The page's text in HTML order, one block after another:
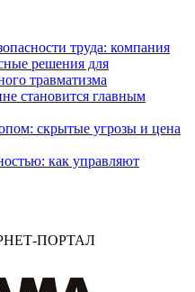
труда: компания
решения для
травматизма
становится главным
скрытые угрозы и цена
как управляют
ПОРТАЛ